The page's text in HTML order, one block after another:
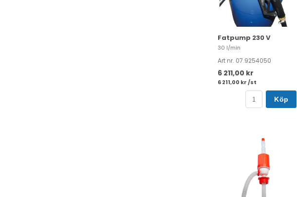
Fatpump 230 V
30 l/min
Art nr. 07.9254050
6 211,00 kr
6 211,00 kr /st
Köp